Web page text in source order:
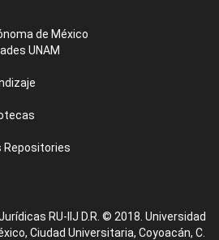
de México
UNAM
Repositories
RU-IIJ D.R. © 2018. Universidad
Ciudad Universitaria, Coyoacán, C.